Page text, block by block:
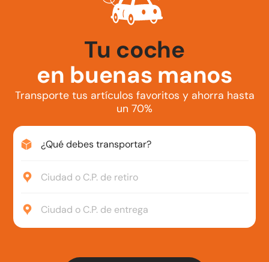
Tu coche
en buenas manos
Transporte tus artículos favoritos y ahorra hasta
un 70%
¿Qué debes transportar?
Ciudad o C.P. de retiro
Ciudad o C.P. de entrega